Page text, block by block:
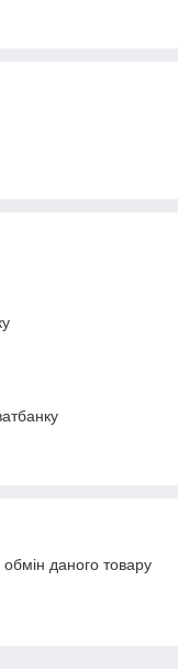
даного товару